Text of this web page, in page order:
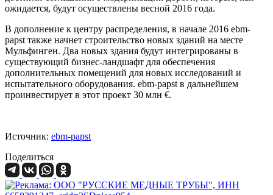
ожидается, будут осуществлены весной 2016 года.
В дополнение к центру распределения, в начале 2016 ebm-
papst также начнет строительство новых зданий на месте
Мульфинген. Два новых здания будут интегрированы в
существующий бизнес-ландшафт для обеспечения
дополнительных помещений для новых исследований и
испытательного оборудования. ebm-papst в дальнейшем
проинвестирует в этот проект 30 млн €.
Источник: ebm-papst
Поделиться